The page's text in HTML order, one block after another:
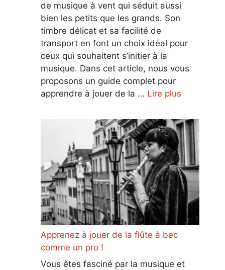
de musique à vent qui séduit aussi
bien les petits que les grands. Son
timbre délicat et sa facilité de
transport en font un choix idéal pour
ceux qui souhaitent s’initier à la
musique. Dans cet article, nous vous
proposons un guide complet pour
apprendre à jouer de la … Lire plus
Apprenez à jouer de la flûte à bec
comme un pro !
Vous êtes fasciné par la musique et